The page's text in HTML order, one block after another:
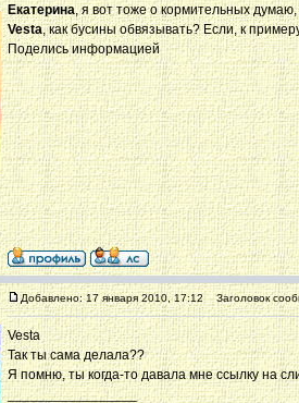
Екатерина, я вот тоже о кормительных
Vesta, как бусины обвязывать? Если, к
Поделись информацией
Добавлено: 17 января 2010, 17:12 Заголовок
Vesta
Так ты сама делала??
Я помню, ты когда-то давала мне ссылку на
_________________